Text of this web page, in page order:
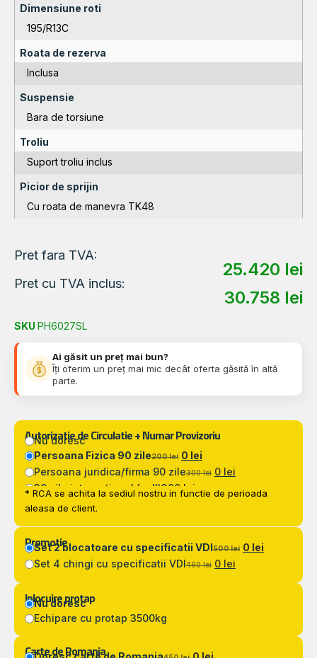
Dimensiune roti
195/R13C
Roata de rezerva
Inclusa
Suspensie
Bara de torsiune
Troliu
Suport troliu inclus
Picior de sprijin
Cu roata de manevra TK48
Pret fara TVA:
25.420 lei
Pret cu TVA inclus:
30.758 lei
SKU PH6027SL
Ai găsit un preț mai bun?
Îți oferim un preț mai mic decât oferta găsită în altă
parte.
Autorizatie de Circulatie + Numar Provizoriu
Nu doresc
Persoana Fizica 90 zile200 lei 0 lei
Persoana juridica/firma 90 zile300 lei 0 lei
30 zile international (zoll)300 lei
* RCA se achita la sediul nostru in functie de perioada
aleasa de client.
Promotie
Set 2 blocatoare cu specificatii VDI500 lei 0 lei
Set 4 chingi cu specificatii VDI460 lei 0 lei
Inlocuire protap
Nu doresc
Echipare cu protap 3500kg
Carte de Romania